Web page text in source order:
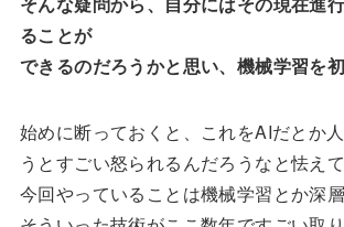
ることが
できるのだろうかと思い、機械学習を初
始めに断っておくと、これをAIだとか
うとすごい怒られるんだろうなと怯えて
今回やっていることは機械学習とか深層